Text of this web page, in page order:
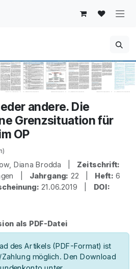
andere. Die
Grenzsituation für
OP
Diana Brodda | Zeitschrift:
| Jahrgang: 22 | Heft: 6
21.06.2019 | DOI:
als PDF-Datei
des Artikels (PDF-Format) ist
möglich. Den Download